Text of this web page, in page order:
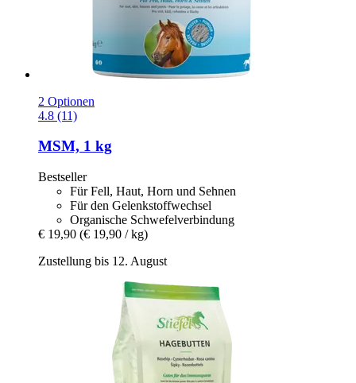
2 Optionen
4.8 (11)
MSM, 1 kg
Bestseller
Für Fell, Haut, Horn und Sehnen
Für den Gelenkstoffwechsel
Organische Schwefelverbindung
€ 19,90 (€ 19,90 / kg)
Zustellung bis 12. August